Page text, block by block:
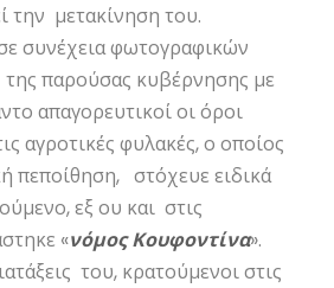
την μετακίνηση του.
συνέχεια φωτογραφικών
παρούσας κυβέρνησης με
απαγορευτικοί οι όροι
αγροτικές φυλακές, ο οποίος
πεποίθηση, στόχευε ειδικά
εξ ου και στις
«νόμος Κουφοντίνα».
του, κρατούμενοι στις